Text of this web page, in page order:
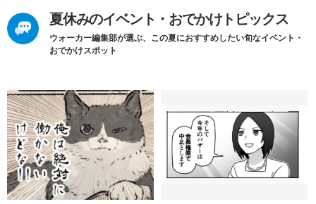
夏休みのイベント・おでかけトピックス
ウォーカー編集部が選ぶ、この夏におすすめしたい旬なイベント・
おでかけスポット